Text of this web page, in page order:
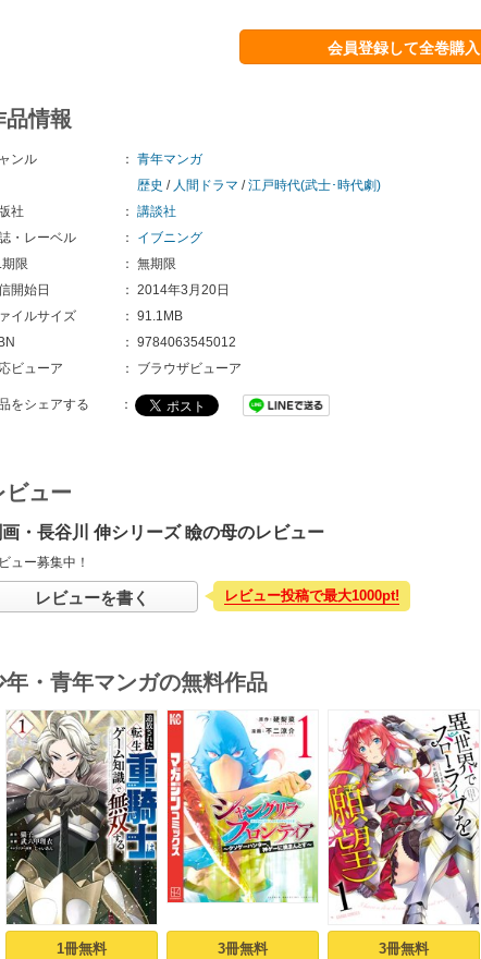
会員登録して全巻購入
品情報
ンル ： 青年マンガ
歴史 / 人間ドラマ /江戸時代(武士･時代劇)
社
： 講談社
・レーベル
：
イブニング
期限
： 無期限
開始日
： 2014年3月20日
イルサイズ
： 91.1MB
： 9784063545012
ビューア
： ブラウザビューア
をシェアする ：
ビュー
画・長谷川 伸シリーズ 瞼の母のレビュー
ュー募集中！
レビューを書く レビュー投稿で最大1000pt!
年・青年マンガの無料作品
v
o
s
1冊無料 3冊無料 3冊無料